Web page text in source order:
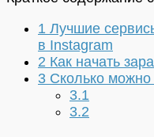
1 Лучшие
в Instagram
2 Как начать
3 Сколько можно
3.1
3.2